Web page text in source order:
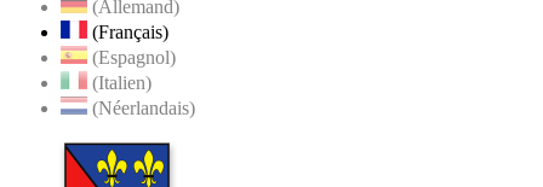
(Allemand)
(Français)
(Espagnol)
(Italien)
(Néerlandais)